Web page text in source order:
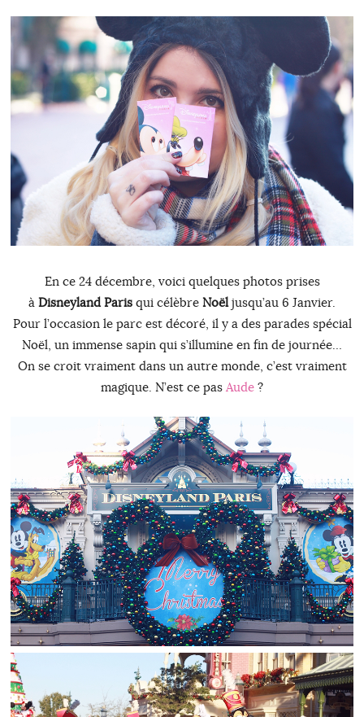
En ce 24 décembre, voici quelques photos prises
à Disneyland Paris qui célèbre Noëljusqu’au 6 Janvier.
Pour l’occasion le parc est décoré, il y a des parades spécial
Noël, un immense sapin qui s’illumine en fin de journée…
On se croit vraiment dans un autre monde, c’est vraiment
magique. N’est ce pas Aude ?